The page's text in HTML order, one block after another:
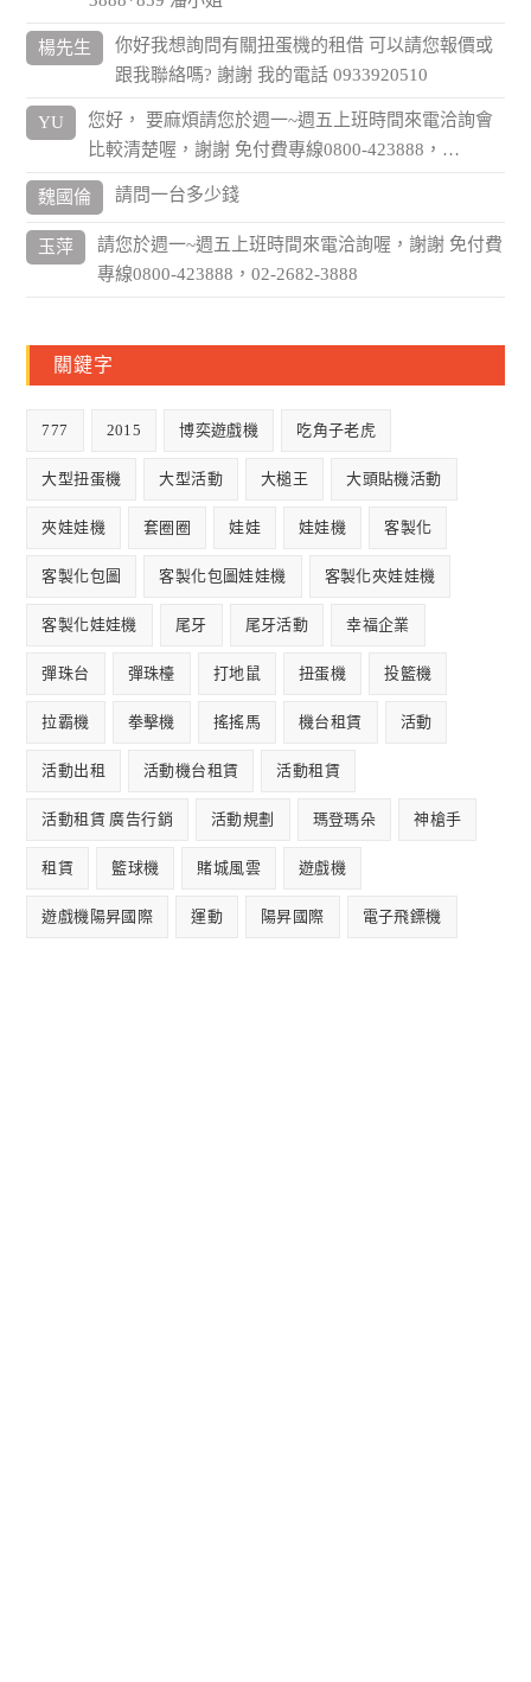
楊先生
你好我想詢問有關扭蛋機的租借 可以請您報價或
跟我聯絡嗎? 謝謝 我的電話 0933920510
YU
您好， 要麻煩請您於週一~週五上班時間來電洽詢會
比較清楚喔，謝謝 免付費專線0800-423888，…
魏國倫 請問一台多少錢
玉萍
請您於週一~週五上班時間來電洽詢喔，謝謝 免付費
專線0800-423888，02-2682-3888
關鍵字
777 2015 博奕遊戲機 吃角子老虎
大型扭蛋機 大型活動 大槌王 大頭貼機活動
夾娃娃機 套圈圈 娃娃 娃娃機 客製化
客製化包圖 客製化包圖娃娃機 客製化夾娃娃機
客製化娃娃機 尾牙 尾牙活動 幸福企業
彈珠台 彈珠檯 打地鼠 扭蛋機 投籃機
拉霸機 拳擊機 搖搖馬 機台租賃 活動
活動出租 活動機台租賃 活動租賃
活動租賃 廣告行銷 活動規劃 瑪登瑪朵 神槍手
租賃 籃球機 賭城風雲 遊戲機
遊戲機陽昇國際 運動 陽昇國際 電子飛鏢機